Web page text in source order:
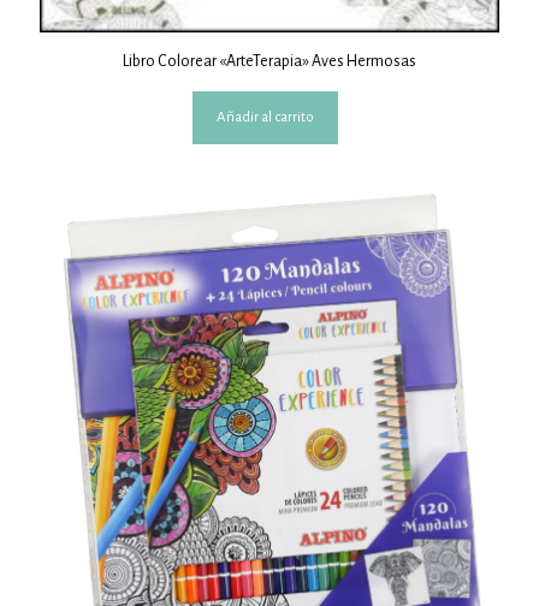
Libro Colorear «ArteTerapia» Aves Hermosas
Añadir al carrito